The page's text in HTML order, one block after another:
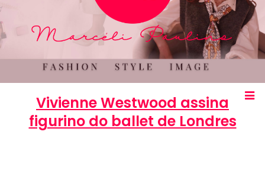
Vivienne Westwood assina
figurino do ballet de Londres